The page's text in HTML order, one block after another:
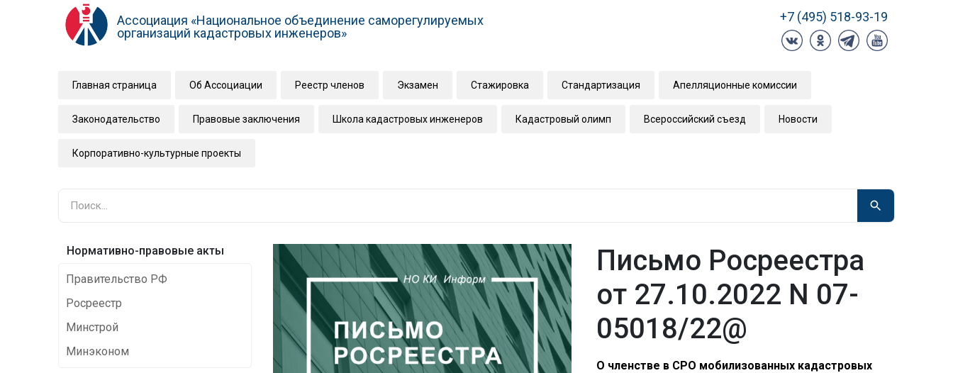
Ассоциация «Национальное объединение саморегулируемых
организаций кадастровых инженеров»
+7 (495) 518-93-19
Главная страница Об Ассоциации Реестр членов Экзамен Стажировка Стандартизация Апелляционные комиссии
Законодательство Правовые заключения Школа кадастровых инженеров Кадастровый олимп Всероссийский съезд Новости
Корпоративно-культурные проекты
Нормативно-правовые акты
Правительство РФ
Росреестр
Минстрой
Минэконом
Письмо Росреестра
от 27.10.2022 N 07-
05018/22@
О членстве в СРО мобилизованных кадастровых